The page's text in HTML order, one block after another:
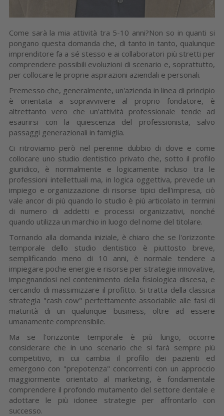
Come sarà la mia attività tra 5-10 anni?Non so in quanti si
pongano questa domanda che, di tanto in tanto, qualunque
imprenditore fa a sé stesso e ai collaboratori più stretti per
comprendere possibili evoluzioni di scenario e, soprattutto,
per collocare le proprie aspirazioni aziendali e personali.
Premesso che, generalmente, un'azienda in linea di principio
è orientata a sopravvivere al proprio fondatore, è
altrettanto vero che un'attività professionale tende ad
esaurirsi con la quiescenza del professionista, salvo
passaggi generazionali in famiglia.
Ci ritroviamo però nel perenne dubbio di dove e come
collocare uno studio dentistico privato che, sotto il profilo
giuridico, è normalmente e logicamente incluso tra le
professioni intellettuali ma, in logica oggettiva, prevede un
impiego e organizzazione di risorse tipici dell'impresa, ciò
vale ancor di più quando lo studio è più articolato in termini
di numero di addetti e processi organizzativi, nonché
quando utilizza un marchio in luogo del nome del titolare.
Tornando alla domanda iniziale, è chiaro che se l'orizzonte
temporale dello studio dentistico è piuttosto breve,
semplificando meno di 10 anni, è normale tendere a
impiegare poche energie e risorse per strategie innovative,
impegnandosi nel contenimento della fisiologica discesa, e
cercando di massimizzare il profitto. Si tratta della classica
strategia "cash cow" perfettamente associabile alle fasi di
maturità di un qualunque business, oltre ad essere
umanamente comprensibile.
Ma se l'orizzonte temporale è più lungo, occorre
considerare che in uno scenario che si farà sempre più
competitivo, in cui cambia il profilo dei pazienti ed
emergono con "prepotenza" concorrenti con un approccio
maggiormente orientato al marketing, è fondamentale
comprendere il profondo mutamento del settore dentale e
adottare le più idonee strategie per affrontarlo con
successo.